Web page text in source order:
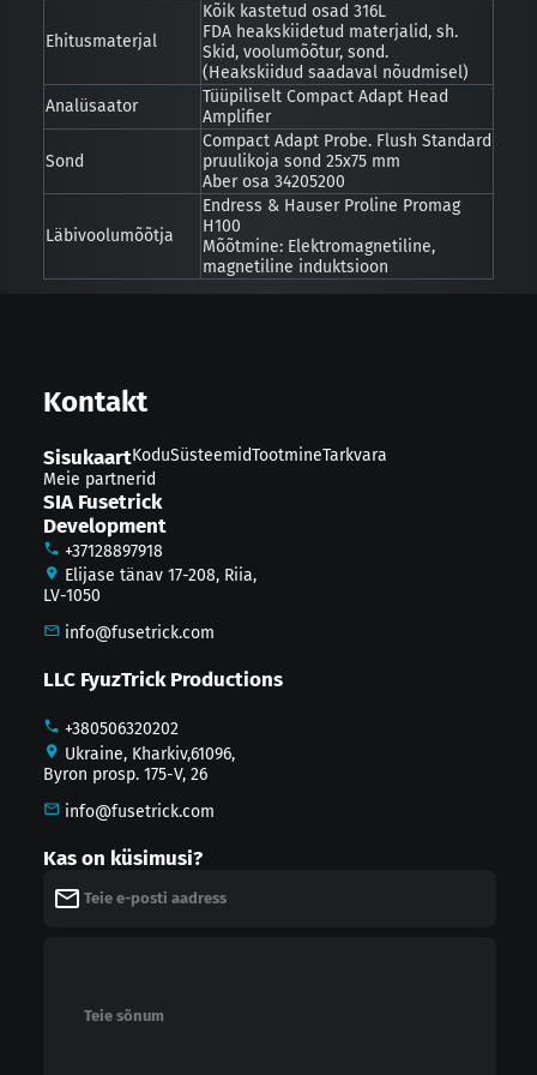
Ehitusmaterjal
Kõik kastetud osad 316L
FDA heakskiidetud materjalid, sh.
Skid, voolumõõtur, sond.
(Heakskiidud saadaval nõudmisel)
Analüsaator
Tüüpiliselt Compact Adapt Head
Amplifier
Sond
Compact Adapt Probe. Flush Standard
pruulikoja sond 25x75 mm
Aber osa 34205200
Läbivoolumõõtja
Endress & Hauser Proline Promag
H100
Mõõtmine: Elektromagnetiline,
magnetiline induktsioon
Kontakt
SisukaartKoduSüsteemidTootmineTarkvara
Meie partnerid
SIA Fusetrick
Development
+37128897918
Elijase tänav 17-208, Riia,
LV-1050
info@fusetrick.com
LLC FyuzTrick Productions
+380506320202
Ukraine, Kharkiv,61096,
Byron prosp. 175-V, 26
info@fusetrick.com
Kas on küsimusi?